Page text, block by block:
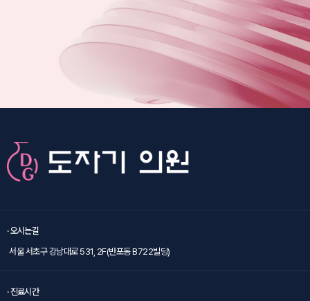
· 오시는길
서울 서초구 강남대로 531, 2F(반포동 B722빌딩)
· 진료시간